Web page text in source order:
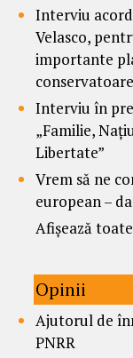
Interviu
Velasco,
importante
Interviu în
„Familie,
Libertate”
Vrem să ne
european –
Afișează
Opinii
Ajutorul de
PNRR